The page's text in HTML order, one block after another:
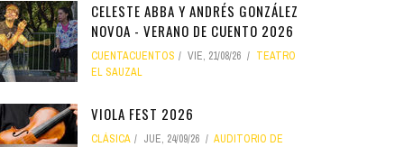
CELESTE ABBA Y ANDRÉS GONZÁLEZ
NOVOA - VERANO DE CUENTO 2026
CUENTACUENTOS VIE, 21/08/26
TEATRO
EL SAUZAL
VIOLA FEST 2026
CLÁSICA JUE, 24/09/26
AUDITORIO DE